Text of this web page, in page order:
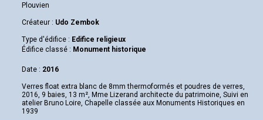
Plouvien
Créateur : Udo Zembok
Type d'édifice : Edifice religieux
Édifice classé : Monument historique
Date : 2016
Verres float extra blanc de 8mm thermoformés et poudres de verres,
2016, 9 baies, 13 m², Mme Lizerand architecte du patrimoine, Suivi en
atelier Bruno Loire, Chapelle classée aux Monuments Historiques en
1939